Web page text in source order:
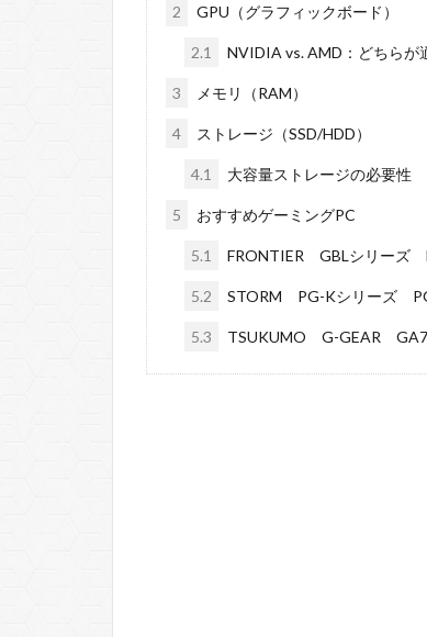
2 GPU（グラフィックボード）
2.1 NVIDIA vs. AMD：どちらが
3 メモリ（RAM）
4 ストレージ（SSD/HDD）
4.1 大容量ストレージの必要性
5 おすすめゲーミングPC
5.1 FRONTIER GBLシリーズ
5.2 STORM PG-Kシリーズ
5.3 TSUKUMO G-GEAR